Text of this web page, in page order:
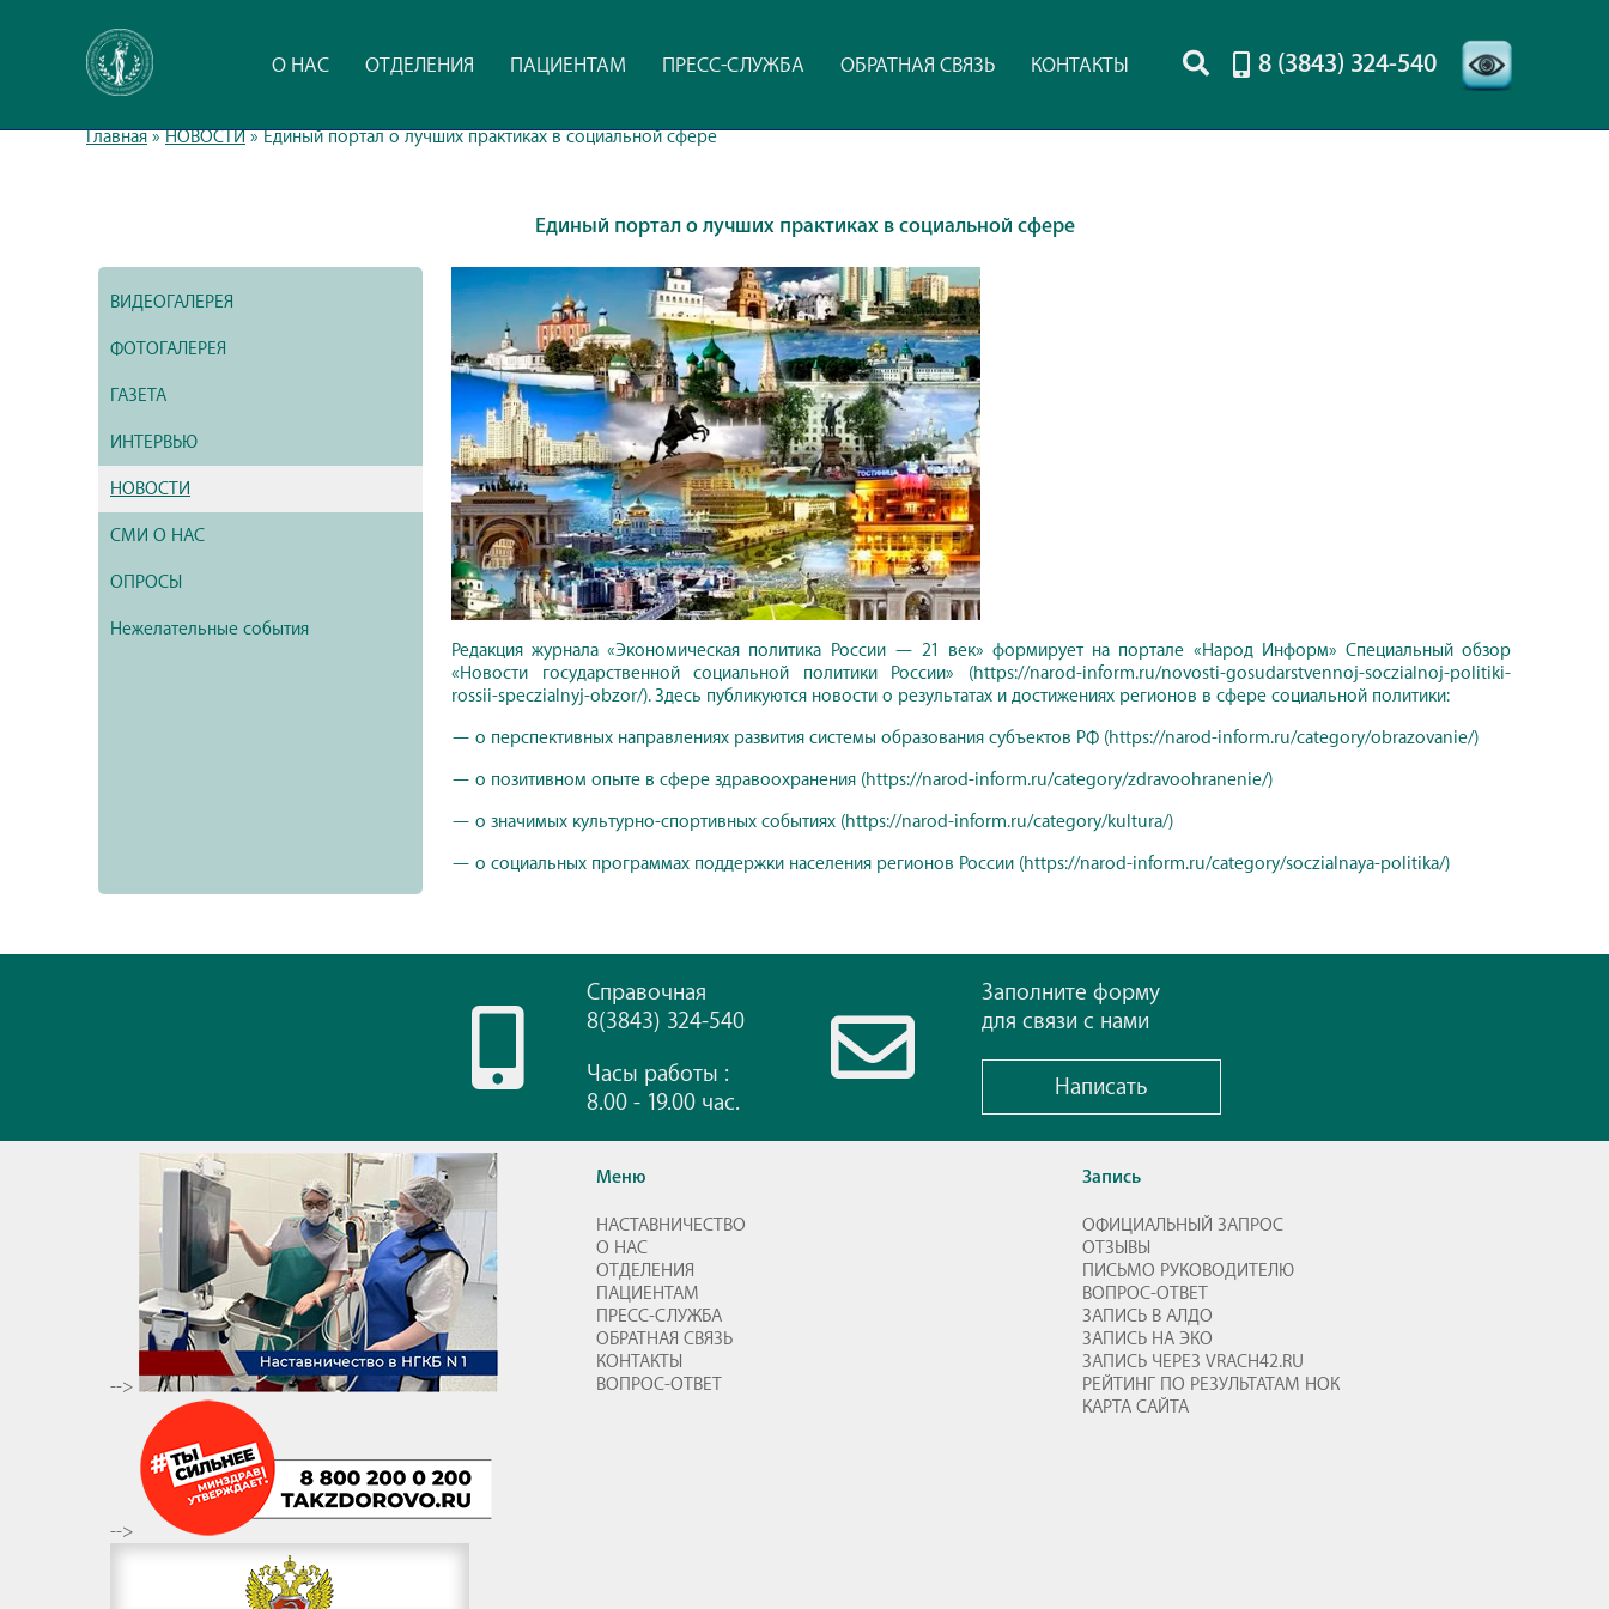
О НАС ОТДЕЛЕНИЯ ПАЦИЕНТАМ ПРЕСС-СЛУЖБА ОБРАТНАЯ СВЯЗЬ КОНТАКТЫ 8 (3843) 324-540
Главная»НОВОСТИ»Единый портал о лучших практиках в социальной сфере
Единый портал о лучших практиках в социальной сфере
ВИДЕОГАЛЕРЕЯ
ФОТОГАЛЕРЕЯ
ГАЗЕТА
ИНТЕРВЬЮ
НОВОСТИ
СМИ О НАС
ОПРОСЫ
Нежелательные события
Редакция журнала «Экономическая политика России — 21 век» формирует на портале «Народ Информ» Специальный обзор
«Новости государственной социальной политики России» (https://narod-inform.ru/novosti-gosudarstvennoj-soczialnoj-politiki-
rossii-speczialnyj-obzor/). Здесь публикуются новости о результатах и достижениях регионов в сфере социальной политики:
— о перспективных направлениях развития системы образования субъектов РФ (https://narod-inform.ru/category/obrazovanie/)
— о позитивном опыте в сфере здравоохранения (https://narod-inform.ru/category/zdravoohranenie/)
— о значимых культурно-спортивных событиях (https://narod-inform.ru/category/kultura/)
— о социальных программах поддержки населения регионов России (https://narod-inform.ru/category/soczialnaya-politika/)
Справочная
8(3843) 324-540
Часы работы :
8.00 - 19.00 час.
Заполните форму
для связи с нами
Написать
-->
-->
Меню
НАСТАВНИЧЕСТВО
О НАС
ОТДЕЛЕНИЯ
ПАЦИЕНТАМ
ПРЕСС-СЛУЖБА
ОБРАТНАЯ СВЯЗЬ
КОНТАКТЫ
ВОПРОС-ОТВЕТ
Запись
ОФИЦИАЛЬНЫЙ ЗАПРОС
ОТЗЫВЫ
ПИСЬМО РУКОВОДИТЕЛЮ
ВОПРОС-ОТВЕТ
ЗАПИСЬ В АЛДО
ЗАПИСЬ НА ЭКО
ЗАПИСЬ ЧЕРЕЗ VRACH42.RU
РЕЙТИНГ ПО РЕЗУЛЬТАТАМ НОК
КАРТА САЙТА